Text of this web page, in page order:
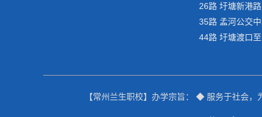
26路 圩塘新港
35路 孟河公交
44路 圩塘渡口
【常州兰生职校】办学宗旨： ◆ 服务于社会